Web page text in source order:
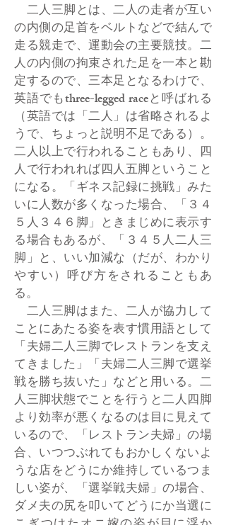
二人三脚とは、二人の走者が互い
の内側の足首をベルトなどで結んで
走る競走で、運動会の主要競技。二
人の内側の拘束された足を一本と勘
定するので、三本足となるわけで、
英語でもthree-legged raceと呼ばれる
（英語では「二人」は省略されるよ
うで、ちょっと説明不足である）。
二人以上で行われることもあり、四
人で行われれば四人五脚ということ
になる。「ギネス記録に挑戦」みた
いに人数が多くなった場合、「３４
５人３４６脚」ときまじめに表示す
る場合もあるが、「３４５人二人三
脚」と、いい加減な（だが、わかり
やすい）呼び方をされることもあ
る。
二人三脚はまた、二人が協力して
ことにあたる姿を表す慣用語として
「夫婦二人三脚でレストランを支え
てきました」「夫婦二人三脚で選挙
戦を勝ち抜いた」などと用いる。二
人三脚状態でことを行うと二人四脚
より効率が悪くなるのは目に見えて
いるので、「レストラン夫婦」の場
合、いつつぶれてもおかしくないよ
うな店をどうにか維持しているつま
しい姿が、「選挙戦夫婦」の場合、
ダメ夫の尻を叩いてどうにか当選に